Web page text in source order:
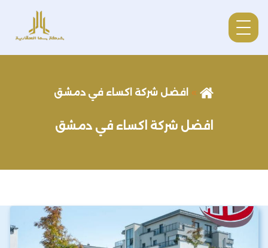
افضل شركة اكساء في دمشق
افضل شركة اكساء في دمشق